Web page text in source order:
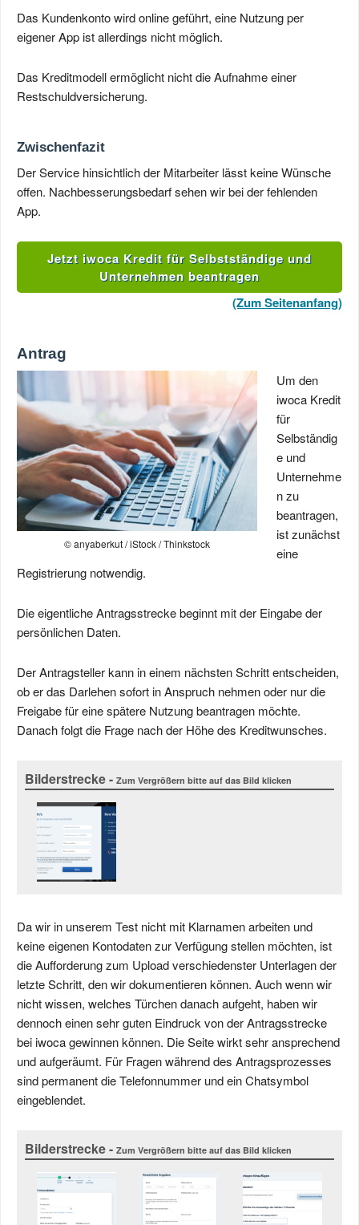
Das Kundenkonto wird online geführt, eine Nutzung per
eigener App ist allerdings nicht möglich.
Das Kreditmodell ermöglicht nicht die Aufnahme einer
Restschuldversicherung.
Zwischenfazit
Der Service hinsichtlich der Mitarbeiter lässt keine Wünsche
offen. Nachbesserungsbedarf sehen wir bei der fehlenden
App.
Jetzt iwoca Kredit für Selbstständige und
Unternehmen beantragen
(Zum Seitenanfang)
Antrag
© anyaberkut / iStock / Thinkstock
Um den
iwoca Kredit
für
Selbständig
e und
Unternehme
n zu
beantragen,
ist zunächst
eine
Registrierung notwendig.
Die eigentliche Antragsstrecke beginnt mit der Eingabe der
persönlichen Daten.
Der Antragsteller kann in einem nächsten Schritt entscheiden,
ob er das Darlehen sofort in Anspruch nehmen oder nur die
Freigabe für eine spätere Nutzung beantragen möchte.
Danach folgt die Frage nach der Höhe des Kreditwunsches.
Bilderstrecke - Zum Vergrößern bitte auf das Bild klicken
Da wir in unserem Test nicht mit Klarnamen arbeiten und
keine eigenen Kontodaten zur Verfügung stellen möchten, ist
die Aufforderung zum Upload verschiedenster Unterlagen der
letzte Schritt, den wir dokumentieren können. Auch wenn wir
nicht wissen, welches Türchen danach aufgeht, haben wir
dennoch einen sehr guten Eindruck von der Antragsstrecke
bei iwoca gewinnen können. Die Seite wirkt sehr ansprechend
und aufgeräumt. Für Fragen während des Antragsprozesses
sind permanent die Telefonnummer und ein Chatsymbol
eingeblendet.
Bilderstrecke - Zum Vergrößern bitte auf das Bild klicken